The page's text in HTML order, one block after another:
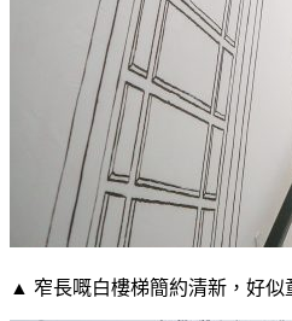
▲ 窄長嘅白樓梯簡約清新，好似